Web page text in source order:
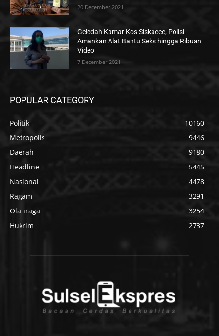
20 December 2021
Geledah Kamar Kos Siskaeee, Polisi
Amankan Alat Bantu Seks hingga Ribuan
Video
7 December 2021
POPULAR CATEGORY
Politik
10160
Metropolis
9446
Daerah
9180
Headline
5445
Nasional
4478
Ragam
3291
Olahraga
3254
Hukrim
2737